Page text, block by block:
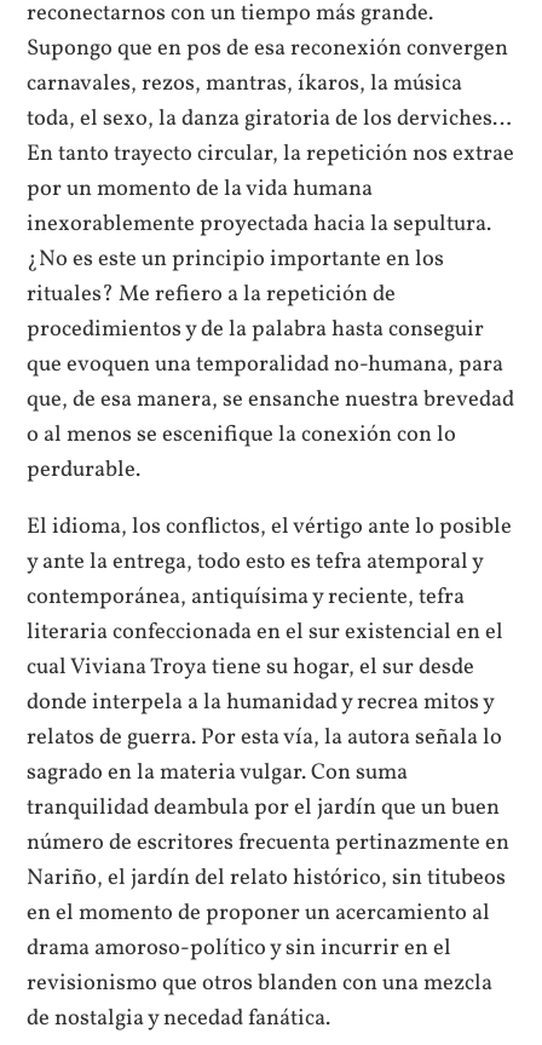
reconectarnos con un tiempo más grande.
Supongo que en pos de esa reconexión convergen
carnavales, rezos, mantras, íkaros, la música
toda, el sexo, la danza giratoria de los derviches…
En tanto trayecto circular, la repetición nos extrae
por un momento de la vida humana
inexorablemente proyectada hacia la sepultura.
¿No es este un principio importante en los
rituales? Me refiero a la repetición de
procedimientos y de la palabra hasta conseguir
que evoquen una temporalidad no-humana, para
que, de esa manera, se ensanche nuestra brevedad
o al menos se escenifique la conexión con lo
perdurable.
El idioma, los conflictos, el vértigo ante lo posible
y ante la entrega, todo esto es tefra atemporal y
contemporánea, antiquísima y reciente, tefra
literaria confeccionada en el sur existencial en el
cual Viviana Troya tiene su hogar, el sur desde
donde interpela a la humanidad y recrea mitos y
relatos de guerra. Por esta vía, la autora señala lo
sagrado en la materia vulgar. Con suma
tranquilidad deambula por el jardín que un buen
número de escritores frecuenta pertinazmente en
Nariño, el jardín del relato histórico, sin titubeos
en el momento de proponer un acercamiento al
drama amoroso-político y sin incurrir en el
revisionismo que otros blanden con una mezcla
de nostalgia y necedad fanática.